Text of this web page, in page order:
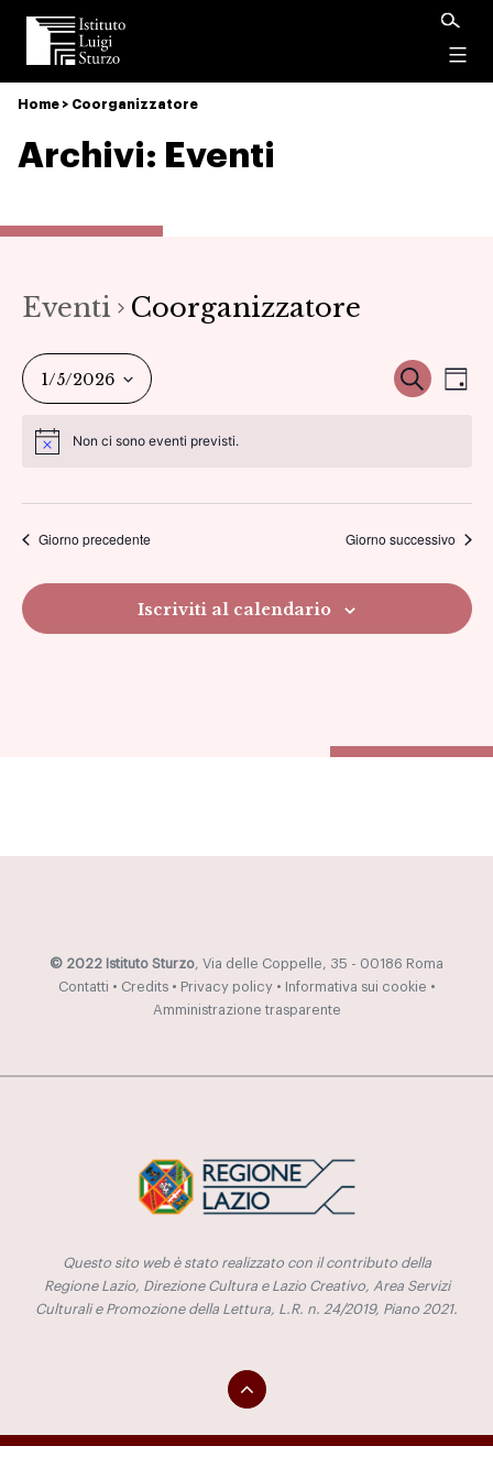
Istituto
Luigi
Sturzo
Home > Coorganizzatore
Archivi: Eventi
Eventi Coorganizzatore
viste
Cerca
1/5/2026
Non ci sono eventi previsti.
Giorno precedente Giorno successivo
Iscriviti al calendario
© 2022 Istituto Sturzo, Via delle Coppelle, 35 - 00186 Roma
Contatti • Credits• Privacy policy• Informativa sui cookie •
Amministrazione trasparente
Questo sito web è stato realizzato con il contributo della
Regione Lazio, Direzione Cultura e Lazio Creativo, Area Servizi
Culturali e Promozione della Lettura, L.R. n. 24/2019, Piano 2021.